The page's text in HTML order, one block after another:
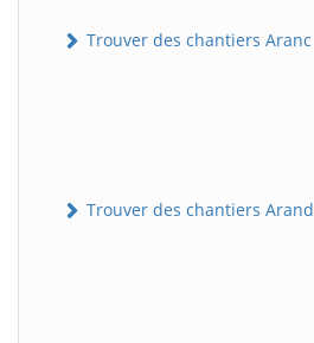
Trouver des chantiers Aranc
Trouver des chantiers